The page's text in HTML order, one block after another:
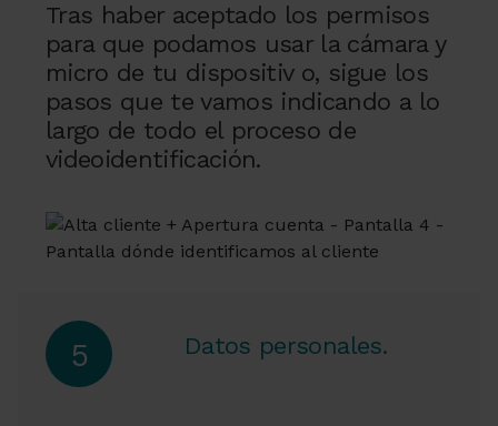
Tras haber aceptado los permisos
para que podamos usar la cámara y
micro de tu dispositiv o, sigue los
pasos que te vamos indicando a lo
largo de todo el proceso de
videoidentificación.
5 Datos personales.